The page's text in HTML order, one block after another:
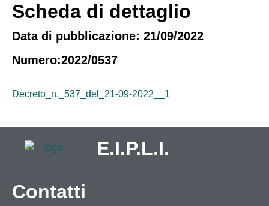
Scheda di dettaglio
Data di pubblicazione: 21/09/2022
Numero:2022/0537
Decreto_n._537_del_21-09-2022__1
E.I.P.L.I.
Contatti